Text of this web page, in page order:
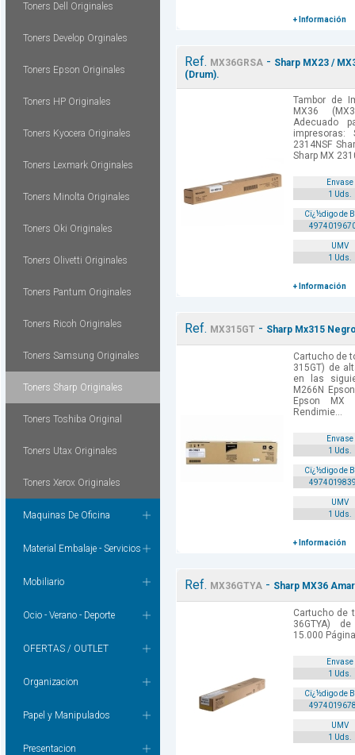
Toners Dell Originales
Toners Develop Orginales
Toners Epson Originales
Toners HP Originales
Toners Kyocera Originales
Toners Lexmark Originales
Toners Minolta Originales
Toners Oki Originales
Toners Olivetti Originales
Toners Pantum Originales
Toners Ricoh Originales
Toners Samsung Originales
Toners Sharp Originales
Toners Toshiba Original
Toners Utax Originales
Toners Xerox Originales
Maquinas De Oficina
Material Embalaje - Servicios
Mobiliario
Ocio - Verano - Deporte
OFERTAS / OUTLET
Organizacion
Papel y Manipulados
Presentacion
+ Información
Ref. MX36GRSA - Sharp MX23 /
(Drum).
Tambor de
MX36
Adecuado
impresoras:
2314NSF
Sharp MX
Envase
1 Uds.
Cï¿½digo de
UMV
1 Uds.
+ Información
Ref. MX315GT - Sharp Mx315
Cartucho de
315GT) de
en las
M266N
Epson MX
Rendimie...
Envase
1 Uds.
Cï¿½digo de
UMV
1 Uds.
+ Información
Ref. MX36GTYA - Sharp MX36
Cartucho de
36GTYA)
15.000
Envase
1 Uds.
Cï¿½digo de
UMV
1 Uds.